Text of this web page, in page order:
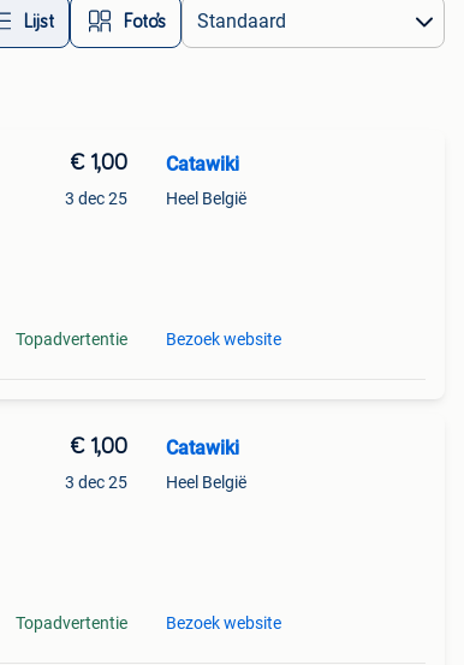
Lijst Foto’s
€ 1,00
3 dec 25
Topadvertentie
Catawiki
Heel België
Bezoek website
€ 1,00
3 dec 25
Topadvertentie
Catawiki
Heel België
Bezoek website